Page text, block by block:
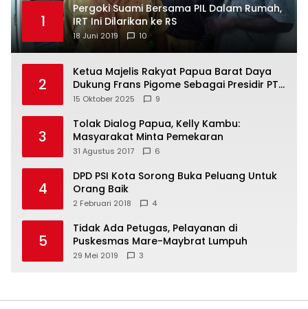
1
Pergoki Suami Bersama PIL Dalam Rumah,
IRT Ini Dilarikan ke RS
18 Juni 2019 10
2
Ketua Majelis Rakyat Papua Barat Daya
Dukung Frans Pigome Sebagai Presidir PT
Freeport Indonesia
15 Oktober 2025 9
3
Tolak Dialog Papua, Kelly Kambu:
Masyarakat Minta Pemekaran
31 Agustus 2017 6
4
DPD PSI Kota Sorong Buka Peluang Untuk
Orang Baik
2 Februari 2018 4
5
Tidak Ada Petugas, Pelayanan di
Puskesmas Mare-Maybrat Lumpuh
29 Mei 2019 3